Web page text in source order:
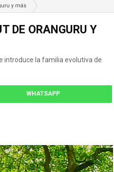
y más
DE ORANGURU Y
introduce la familia evolutiva de
WHATSAPP